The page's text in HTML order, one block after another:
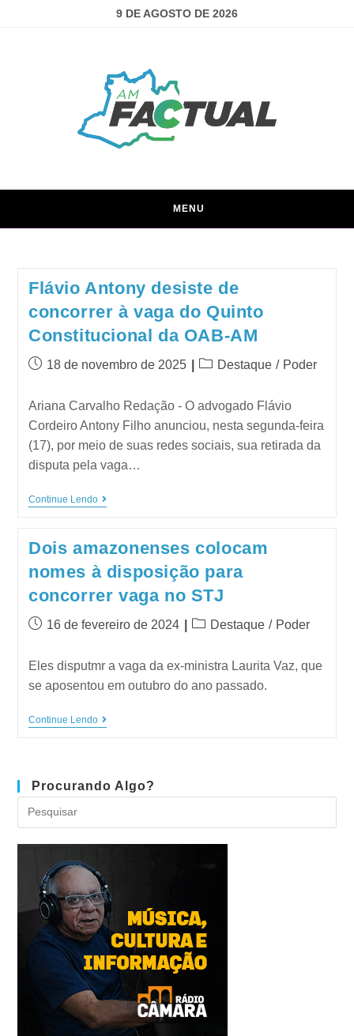
9 DE AGOSTO DE 2026
MENU
Flávio Antony desiste de
concorrer à vaga do Quinto
Constitucional da OAB-AM
18 de novembro de 2025 Destaque / Poder
Ariana Carvalho Redação - O advogado Flávio
Cordeiro Antony Filho anunciou, nesta segunda-feira
(17), por meio de suas redes sociais, sua retirada da
disputa pela vaga…
Continue Lendo
Dois amazonenses colocam
nomes à disposição para
concorrer vaga no STJ
16 de fevereiro de 2024 Destaque / Poder
Eles disputmr a vaga da ex-ministra Laurita Vaz, que
se aposentou em outubro do ano passado.
Continue Lendo
Procurando Algo?